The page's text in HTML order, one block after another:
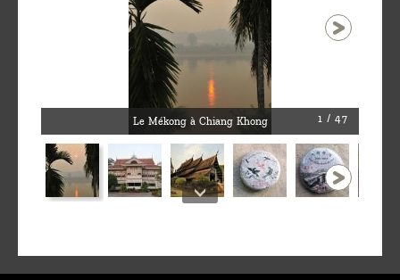
Le Mékong à Chiang Khong 1 / 47